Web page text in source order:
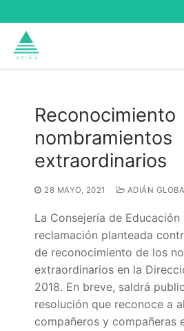
al
contenido
Buscar:
Inicio
Quiénes somos
Reconocimiento
nombramientos
extraordinarios
28 MAYO, 2021 ADIÁN
La Consejería de
reclamación planteada
de reconocimiento de los
extraordinarios en la
2018. En breve, saldrá
resolución que reconoce a
compañeros y compañeras